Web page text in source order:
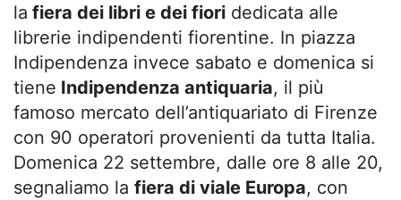
la fiera dei libri e dei fiori dedicata alle
librerie indipendenti fiorentine. In piazza
Indipendenza invece sabato e domenica si
tiene Indipendenza antiquaria, il più
famoso mercato dell’antiquariato di Firenze
con 90 operatori provenienti da tutta Italia.
Domenica 22 settembre, dalle ore 8 alle 20,
segnaliamo la fiera di viale Europa, con